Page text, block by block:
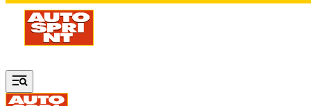
Vai al contenuto principale